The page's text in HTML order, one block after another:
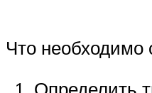
Что необходимо